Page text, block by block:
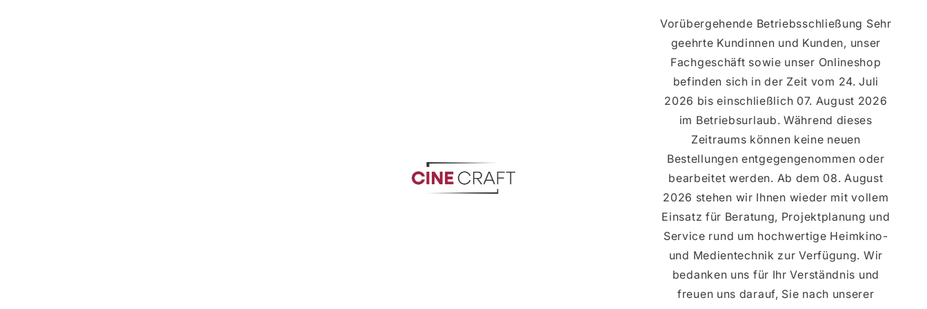
Vorübergehende Betriebsschließung Sehr
geehrte Kundinnen und Kunden, unser
Fachgeschäft sowie unser Onlineshop
befinden sich in der Zeit vom 24. Juli
2026 bis einschließlich 07. August 2026
im Betriebsurlaub. Während dieses
Zeitraums können keine neuen
Bestellungen entgegengenommen oder
bearbeitet werden. Ab dem 08. August
2026 stehen wir Ihnen wieder mit vollem
Einsatz für Beratung, Projektplanung und
Service rund um hochwertige Heimkino-
und Medientechnik zur Verfügung. Wir
bedanken uns für Ihr Verständnis und
freuen uns darauf, Sie nach unserer